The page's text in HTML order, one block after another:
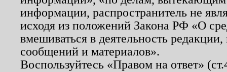
информации, распространитель не
исходя из положений Закона РФ «О
вмешиваться в деятельность
сообщений и материалов».
Воспользуйтесь «Правом на ответ»